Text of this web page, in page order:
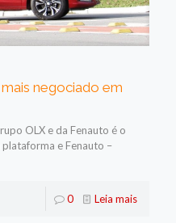
negociado em
OLX e da Fenauto é o
e Fenauto –
0 Leia mais